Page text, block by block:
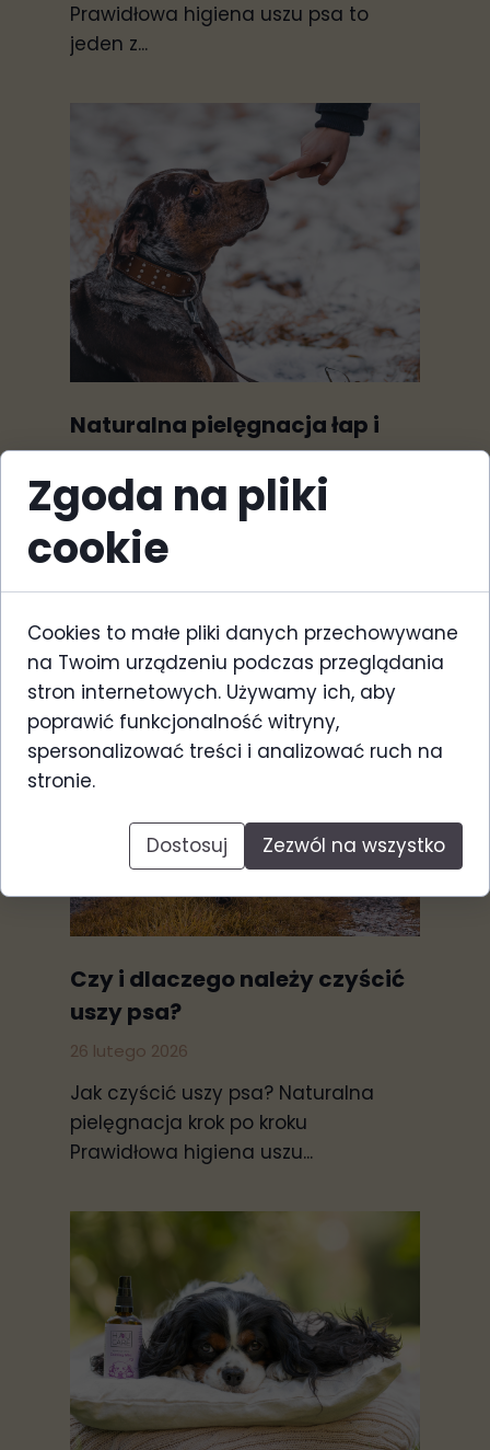
Prawidłowa higiena uszu psa to
jeden z...
Naturalna pielęgnacja łap i
nosa u psa
07 stycznia 2026
Opuszki łap oraz nos to bardzo
ważne punkty na mapie ciała
naszego...
Czy i dlaczego należy czyścić
uszy psa?
26 lutego 2026
Jak czyścić uszy psa? Naturalna
pielęgnacja krok po kroku
Prawidłowa higiena uszu...
Zgoda na pliki
cookie
Cookies to małe pliki danych przechowywane
na Twoim urządzeniu podczas przeglądania
stron internetowych. Używamy ich, aby
poprawić funkcjonalność witryny,
spersonalizować treści i analizować ruch na
stronie.
Dostosuj Zezwól na wszystko